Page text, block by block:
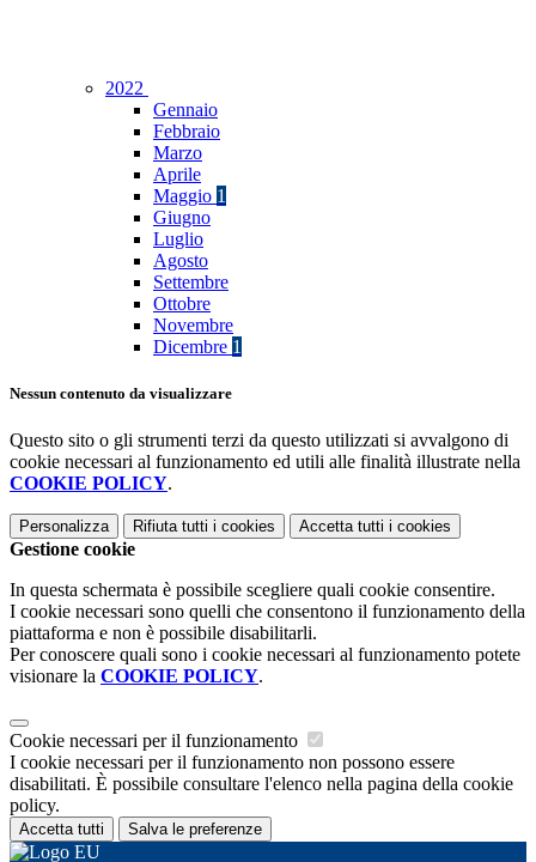
2022
Gennaio
Febbraio
Marzo
Aprile
Maggio 1
Giugno
Luglio
Agosto
Settembre
Ottobre
Novembre
Dicembre 1
Nessun contenuto da visualizzare
Questo sito o gli strumenti terzi da questo utilizzati si avvalgono di
cookie necessari al funzionamento ed utili alle finalità illustrate nella
COOKIE POLICY.
Personalizza Rifiuta tutti i cookies Accetta tutti i cookies
Gestione cookie
In questa schermata è possibile scegliere quali cookie consentire.
I cookie necessari sono quelli che consentono il funzionamento della
piattaforma e non è possibile disabilitarli.
Per conoscere quali sono i cookie necessari al funzionamento potete
visionare la COOKIE POLICY.
Cookie necessari per il funzionamento
I cookie necessari per il funzionamento non possono essere
disabilitati. È possibile consultare l'elenco nella pagina della cookie
policy.
Accetta tutti Salva le preferenze